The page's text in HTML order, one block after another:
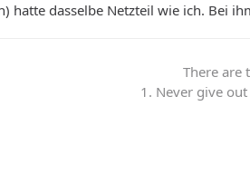
hatte dasselbe Netzteil wie ich. Bei
There are
1. Never give